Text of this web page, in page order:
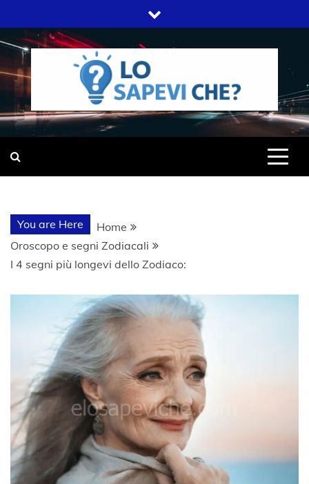
to
content
LO SAPEVI
CHE?
SITO WEB DEL GRUPPO LIFELIVE
You are Here
Home
Oroscopo e segni Zodiacali
I 4 segni più longevi dello Zodiaco: